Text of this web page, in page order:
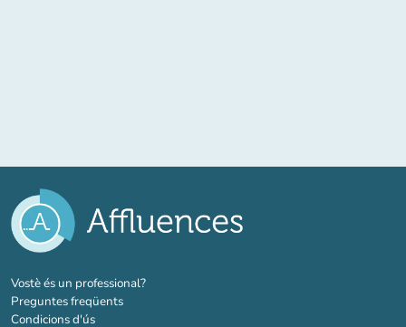
Vostè és un professional?(new tab)
Preguntes freqüents
Condicions d'ús